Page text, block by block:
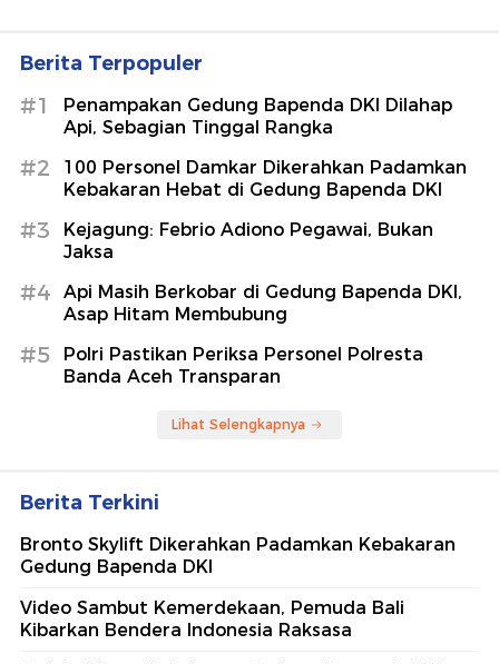
Berita Terpopuler
#1
Penampakan Gedung Bapenda DKI Dilahap
Api, Sebagian Tinggal Rangka
#2
100 Personel Damkar Dikerahkan Padamkan
Kebakaran Hebat di Gedung Bapenda DKI
#3
Kejagung: Febrio Adiono Pegawai, Bukan
Jaksa
#4
Api Masih Berkobar di Gedung Bapenda DKI,
Asap Hitam Membubung
#5
Polri Pastikan Periksa Personel Polresta
Banda Aceh Transparan
Lihat Selengkapnya
Berita Terkini
Bronto Skylift Dikerahkan Padamkan Kebakaran
Gedung Bapenda DKI
Video Sambut Kemerdekaan, Pemuda Bali
Kibarkan Bendera Indonesia Raksasa